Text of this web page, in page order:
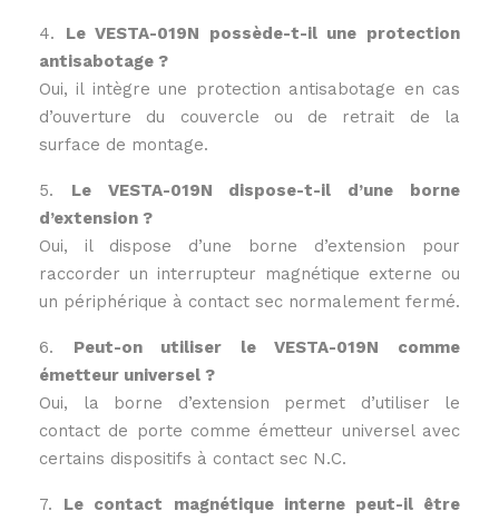
4. Le VESTA-019N possède-t-il une protection
antisabotage ?
Oui, il intègre une protection antisabotage en cas
d’ouverture du couvercle ou de retrait de la
surface de montage.
5. Le VESTA-019N dispose-t-il d’une borne
d’extension ?
Oui, il dispose d’une borne d’extension pour
raccorder un interrupteur magnétique externe ou
un périphérique à contact sec normalement fermé.
6. Peut-on utiliser le VESTA-019N comme
émetteur universel ?
Oui, la borne d’extension permet d’utiliser le
contact de porte comme émetteur universel avec
certains dispositifs à contact sec N.C.
7. Le contact magnétique interne peut-il être